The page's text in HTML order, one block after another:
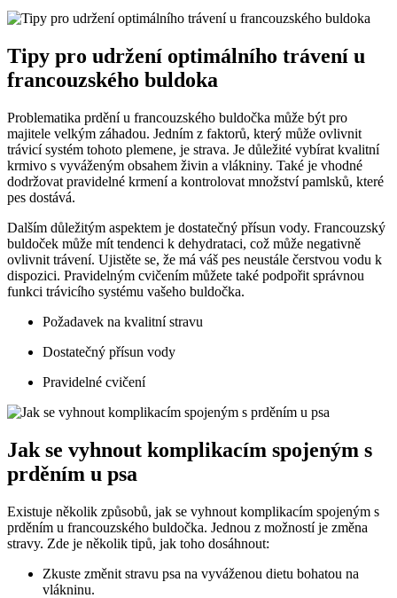
Tipy pro udržení optimálního trávení u
francouzského buldoka
Problematika prdění u francouzského buldočka může být pro
majitele velkým záhadou. Jedním z faktorů, který může ovlivnit
trávicí systém tohoto plemene, je strava. Je důležité vybírat kvalitní
krmivo s vyváženým obsahem živin a vlákniny. Také je vhodné
dodržovat pravidelné krmení a kontrolovat množství pamlsků, které
pes dostává.
Dalším důležitým aspektem je dostatečný přísun vody. Francouzský
buldoček může mít tendenci k dehydrataci, což může negativně
ovlivnit trávení. Ujistěte se, že má váš pes neustále čerstvou vodu k
dispozici. Pravidelným cvičením můžete také podpořit správnou
funkci trávicího systému vašeho buldočka.
Požadavek na kvalitní stravu
Dostatečný přísun vody
Pravidelné cvičení
Jak se vyhnout komplikacím spojeným s
prděním u psa
Existuje několik způsobů, jak se vyhnout komplikacím spojeným s
prděním u francouzského buldočka. Jednou z možností je změna
stravy. Zde je několik tipů, jak toho dosáhnout:
Zkuste změnit stravu psa na vyváženou dietu bohatou na
vlákninu.